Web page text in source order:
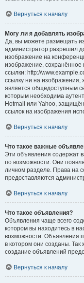
Вернуться к началу
Могу ли я добавлять
Да, вы можете размещать
администратор разрешил
изображение на
изображение,
ссылки: http://
ссылку ни на
является общедоступным
которым необходима
Hotmail или Yahoo,
ссылок на изображения
Вернуться к началу
Что такое важные
Эти объявления содержат
по возможности. Они
личном разделе. Права на
предоставляются
Вернуться к началу
Что такое объявления?
Объявления чаще всего
котором вы находитесь в
возможности. Объявления
в котором они созданы.
создание объявлений
Вернуться к началу